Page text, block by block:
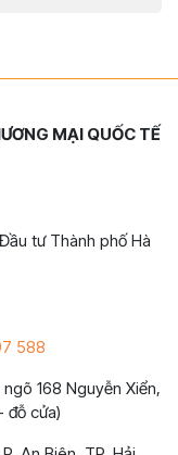
MẠI QUỐC TẾ
tư Thành phố Hà
588
168 Nguyễn Xiển,
đỗ cửa)